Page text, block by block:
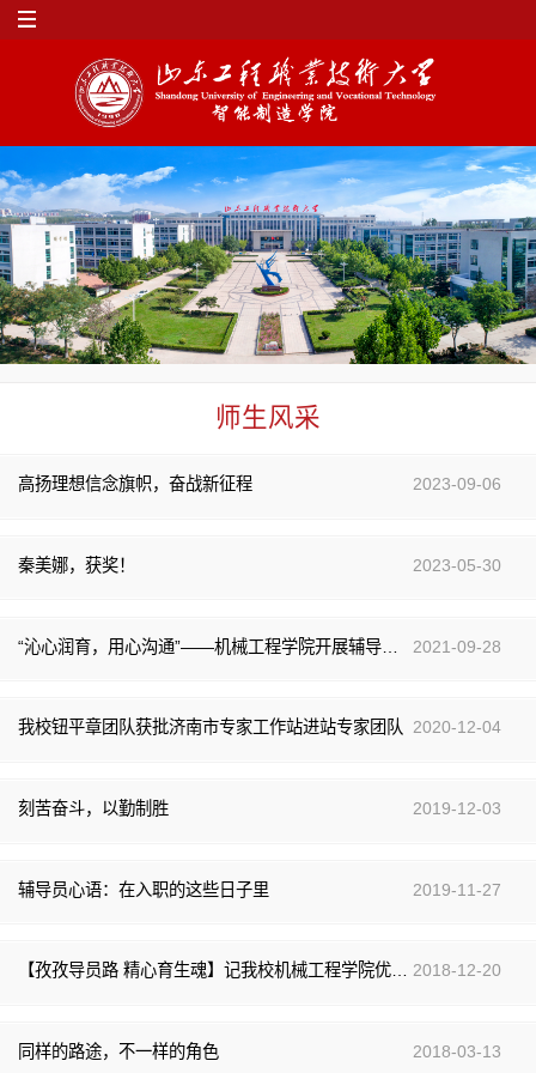
师生风采
高扬理想信念旗帜，奋战新征程 2023-09-06
秦美娜，获奖！ 2023-05-30
“沁心润育，用心沟通”——机械工程学院开展辅导员谈心谈话活动 2021-09-28
我校钮平章团队获批济南市专家工作站进站专家团队 2020-12-04
刻苦奋斗，以勤制胜 2019-12-03
辅导员心语：在入职的这些日子里 2019-11-27
【孜孜导员路 精心育生魂】记我校机械工程学院优秀辅导员秦美娜事迹 2018-12-20
同样的路途，不一样的角色 2018-03-13